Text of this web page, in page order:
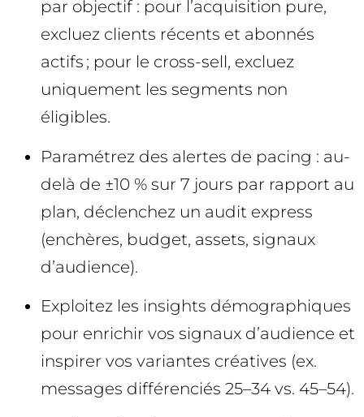
par objectif : pour l’acquisition pure,
excluez clients récents et abonnés
actifs ; pour le cross-sell, excluez
uniquement les segments non
éligibles.
Paramétrez des alertes de pacing : au-
delà de ±10 % sur 7 jours par rapport au
plan, déclenchez un audit express
(enchères, budget, assets, signaux
d’audience).
Exploitez les insights démographiques
pour enrichir vos signaux d’audience et
inspirer vos variantes créatives (ex.
messages différenciés 25–34 vs. 45–54).